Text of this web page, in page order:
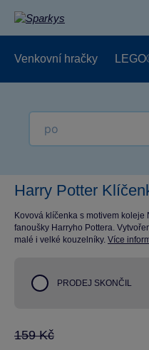
Venkovní hračky
Harry Potter
Kovová klíčenka s motivem
fanoušky Harryho Pottera.
malé i velké kouzelníky. Více
PRODEJ SKONČIL
159 Kč